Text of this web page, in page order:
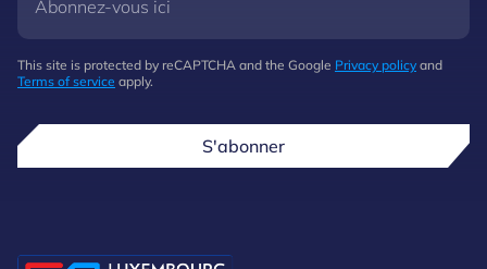
This site is protected by reCAPTCHA and the Google Privacy policy and
Terms of service apply.
S'abonner